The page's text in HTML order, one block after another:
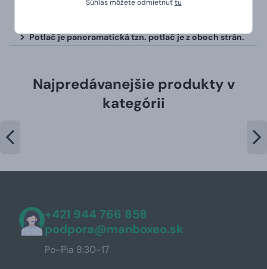
Súhlas môžete odmietnuťtu
Potlač je panoramatická tzn. potlač je z oboch strán.
Najpredávanejšie produkty v
kategórii
+421 944 766 858
podpora@manboxeo.sk
Po-Pia 8:30-17